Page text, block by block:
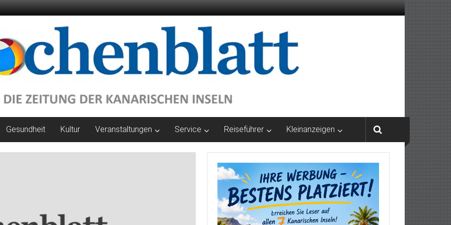
Gesundheit Kultur Veranstaltungen Service Reiseführer Kleinanzeigen